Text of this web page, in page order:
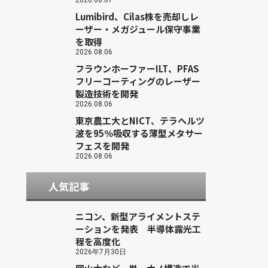
Lumibird、Cilas株を売却しレ
ーザー・メガジュール保守事業
を取得
2026.08.06
フラウンホーファーILT、PFAS
フリーコーティングのレーザー
製造技術を開発
2026.08.06
東京農工大とNICT、テラヘルツ
波を95％吸収する薄型メタサー
フェスを開発
2026.08.06
人気記事
ニコン、新型アライメントステ
ーションを発表 半導体露光工
程を高度化
2026年7月30日